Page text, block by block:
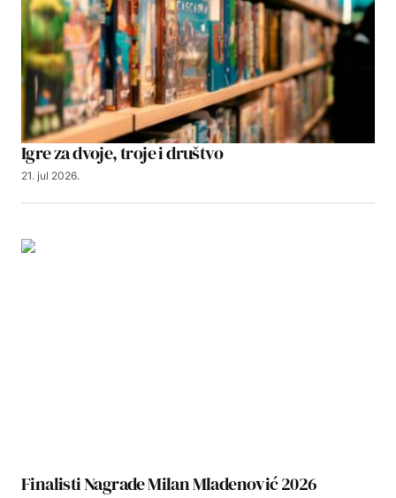
Igre za dvoje, troje i društvo
21. jul 2026.
Finalisti Nagrade Milan Mladenović 2026